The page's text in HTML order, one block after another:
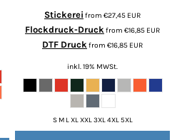
Stickerei from €27,45 EUR
Flockdruck-Druckfrom €16,85 EUR
DTF Druckfrom €16,85 EUR
inkl. 19% MWSt.
S M L XL XXL 3XL 4XL 5XL